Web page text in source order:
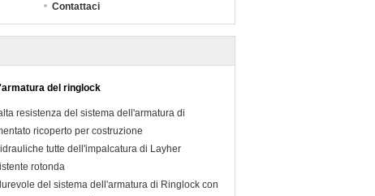
Contattaci
del ringlock
resistenza del sistema dell'armatura di
ricoperto per costruzione
tutte dell'impalcatura di Layher
rotonda
del sistema dell'armatura di Ringlock con